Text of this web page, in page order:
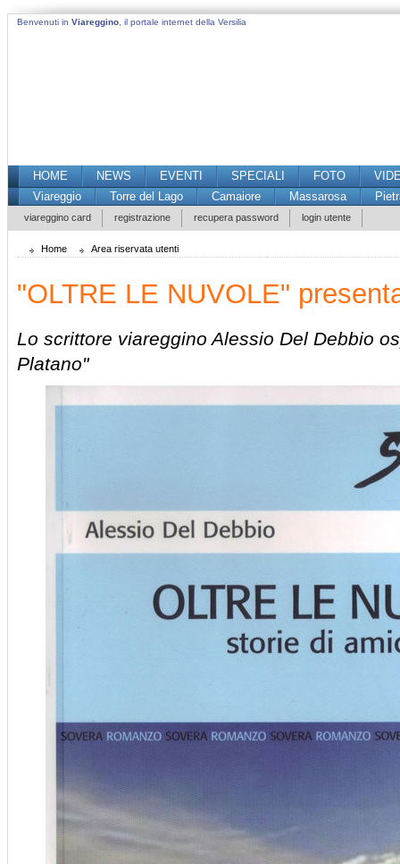
Benvenuti in Viareggino , il portale internet della Versilia
HOME NEWS EVENTI SPECIALI FOTO
Viareggio
Torre del Lago Camaiore Massarosa
viareggino card registrazione recupera password login utente
Home Area riservata utenti
"OLTRE LE NUVOLE"
Lo scrittore viareggino Alessio Del Debbio
Platano"